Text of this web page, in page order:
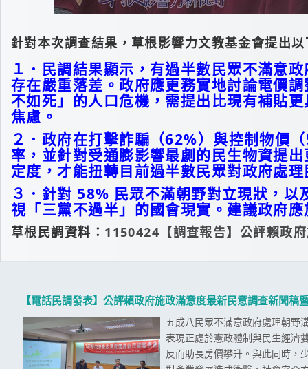
針對本次調查結果，草根影響力文教基金會提出
１．民調結果顯示，有過半數民眾不滿意
存在嚴重落差。政府應更務實地討論電價
不如死」的人口危機，需提出比現有補貼
焦慮。
２．政府在打擊詐騙（62%）與控制物價
率，並針對受通膨影響最劇的民生物資提
定度，才能扭轉目前過半數民眾對政府處
３．針對 58% 民眾不滿朝野對立現狀，
視「三黨不過半」的國會現實。建議政府
草根民調資料： 1150424【調查報告】公評賴政
【電話民調發表】公評賴政府施政滿意度最新民意調查新聞稿
五成八民眾不滿意政府處理朝野
表現正處於憲政體制與民生經濟
反而助長房價攀升。與此同時，